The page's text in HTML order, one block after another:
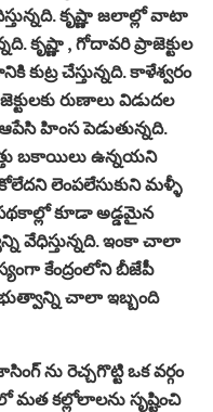
కృష్ణా జలాల్లో వాటా
కృష్ణా , గోదావరి ప్రాజెక్టుల
కుట్ర చేస్తున్నది. కాళేశ్వరం
రుణాలు విడుదల
ఆపేసి హింస పెడుతున్నది.
బకాయిలు ఉన్నయని
లెంపలేసుకుని మళ్ళీ
కూడా అడ్డమైన
వేధిస్తున్నది. ఇంకా చాలా
కేంద్రంలోని బీజేపీ
చాలా ఇబ్బంది
ను రెచ్చగొట్టి ఒక వర్గం
కల్లోలాలను సృష్టించి